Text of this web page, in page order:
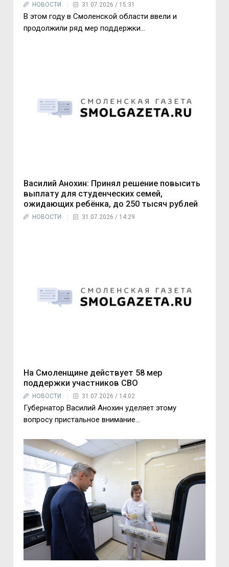
НОВОСТИ 31.07.2026 / 15:31
В этом году в Смоленской области ввели и
продолжили ряд мер поддержки…
Василий Анохин: Принял решение повысить
выплату для студенческих семей,
ожидающих ребёнка, до 250 тысяч рублей
НОВОСТИ 31.07.2026 / 14:29
На Смоленщине действует 58 мер
поддержки участников СВО
НОВОСТИ 31.07.2026 / 14:02
Губернатор Василий Анохин уделяет этому
вопросу пристальное внимание…